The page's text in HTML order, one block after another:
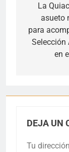
deLa
asueto
para
Selección
en
DEJA UN
Tu